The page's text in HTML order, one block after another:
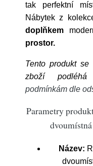
tak perfektní
Nábytek z
doplňkem
prostor.
Tento produkt
zboží
podmínkám dle
Parametry
Název: